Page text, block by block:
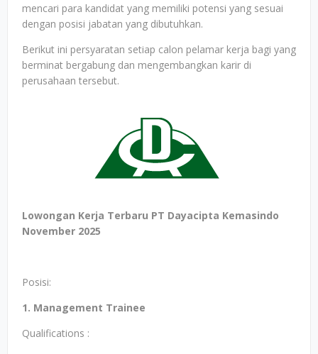
mencari para kandidat yang memiliki potensi yang sesuai
dengan posisi jabatan yang dibutuhkan.
Berikut ini persyaratan setiap calon pelamar kerja bagi yang
berminat bergabung dan mengembangkan karir di
perusahaan tersebut.
Lowongan Kerja Terbaru PT Dayacipta Kemasindo
November 2025
Posisi:
1. Management Trainee
Qualifications :